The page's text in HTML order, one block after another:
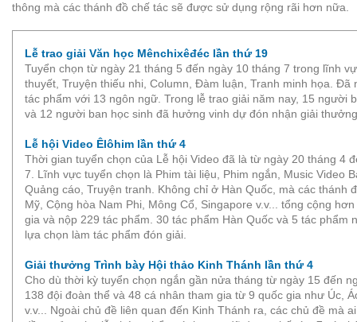
thông mà các thánh đồ chế tác sẽ được sử dụng rộng rãi hơn nữa.
Lễ trao giải Văn học Mênchixêđéc lần thứ 19
Tuyển chọn từ ngày 21 tháng 5 đến ngày 10 tháng 7 trong lĩnh
thuyết, Truyện thiếu nhi, Column, Đàm luận, Tranh minh họa. Đã
tác phẩm với 13 ngôn ngữ. Trong lễ trao giải năm nay, 15 người
và 12 người ban học sinh đã hưởng vinh dự đón nhận giải
Lễ hội Video Êlôhim lần thứ 4
Thời gian tuyển chọn của Lễ hội Video đã là từ ngày 20 tháng 4
7. Lĩnh vực tuyển chọn là Phim tài liệu, Phim ngắn, Music Video
Quảng cáo, Truyện tranh. Không chỉ ở Hàn Quốc, mà các thánh
Mỹ, Cộng hòa Nam Phi, Mông Cổ, Singapore v.v... tổng cộng
gia và nộp 229 tác phẩm. 30 tác phẩm Hàn Quốc và 5 tác phẩm
lựa chọn làm tác phẩm đón giải.
Giải thưởng Trình bày Hội thảo Kinh Thánh lần thứ 4
Cho dù thời kỳ tuyển chọn ngắn gần nửa tháng từ ngày 15 đến
138 đội đoàn thể và 48 cá nhân tham gia từ 9 quốc gia như Úc,
v.v... Ngoài chủ đề liên quan đến Kinh Thánh ra, các chủ đề mà